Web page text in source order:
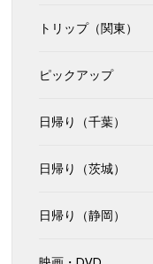
トリップ（関東）
ピックアップ
日帰り（千葉）
日帰り（茨城）
日帰り（静岡）